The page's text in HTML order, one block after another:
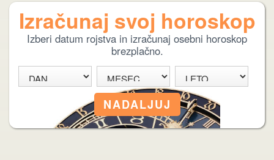
Izračunaj svoj horoskop
Izberi datum rojstva in izračunaj osebni horoskop
brezplačno.